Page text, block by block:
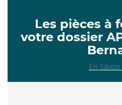
Les pièces à
votre dossier
En